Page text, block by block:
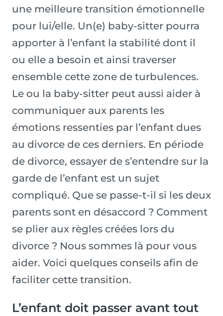
une meilleure transition émotionnelle
pour lui/elle. Un(e) baby-sitter pourra
apporter à l’enfant la stabilité dont il
ou elle a besoin et ainsi traverser
ensemble cette zone de turbulences.
Le ou la baby-sitter peut aussi aider à
communiquer aux parents les
émotions ressenties par l’enfant dues
au divorce de ces derniers. En période
de divorce, essayer de s’entendre sur la
garde de l’enfant est un sujet
compliqué. Que se passe-t-il si les deux
parents sont en désaccord ? Comment
se plier aux règles créées lors du
divorce ? Nous sommes là pour vous
aider. Voici quelques conseils afin de
faciliter cette transition.
L’enfant doit passer avant tout